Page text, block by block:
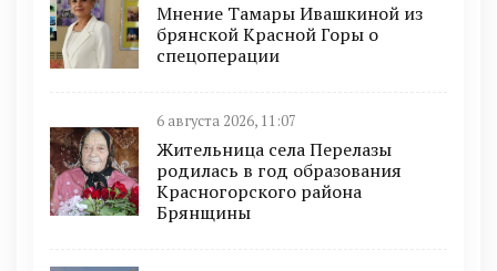
Мнение Тамары Ивашкиной из
брянской Красной Горы о
спецоперации
6 августа 2026, 11:07
Жительница села Перелазы
родилась в год образования
Красногорского района
Брянщины